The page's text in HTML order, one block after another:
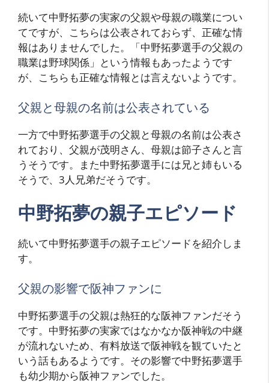
続いて中野拓夢の実家の父親や母親の職業につい
てですが、こちらは公表されておらず、正確な情
報はありませんでした。「中野拓夢選手の父親の
職業は野球関係」という情報もあったようです
が、こちらも正確な情報とは言えないようです。
父親と母親の名前は公表されている
一方で中野拓夢選手の父親と母親の名前は公表さ
れており、父親が茂明さん、母親は節子さんと言
うそうです。また中野拓夢選手には兄と姉もいる
そうで、3人兄弟だそうです。
中野拓夢の親子エピソード
続いて中野拓夢選手の親子エピソードを紹介しま
す。
父親の影響で阪神ファンに
中野拓夢選手の父親は熱狂的な阪神ファンだそう
です。中野拓夢の実家ではなかなか阪神戦の中継
が流れないため、有料放送で阪神戦を観ていたと
いう話もあるようです。その影響で中野拓夢選手
も幼少期から阪神ファンでした。